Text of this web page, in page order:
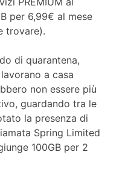
per 6,99€ al mese
trovare).
di quarantena,
a casa
non essere più
guardando tra le
la presenza di
Spring Limited
100GB per 2